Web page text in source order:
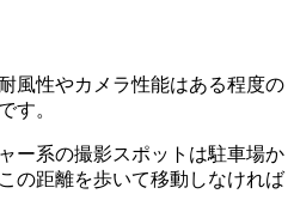
風性やカメラ性能はある程度の
す。
ー系の撮影スポットは駐車場か
の距離を歩いて移動しなければ